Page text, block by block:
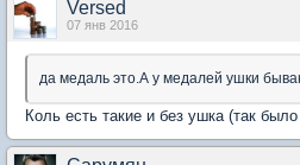
Versed
07 янв 2016
да медаль это.А у медалей ушки
Коль есть такие и без ушка (так